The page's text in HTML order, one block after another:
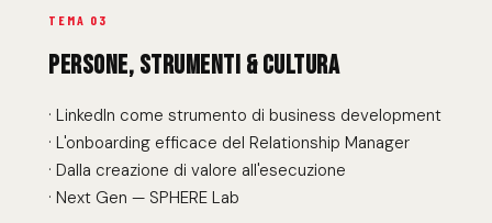
TEMA 03
PERSONE, STRUMENTI & CULTURA
· LinkedIn come strumento di business development
· L'onboarding efficace del Relationship Manager
· Dalla creazione di valore all'esecuzione
· Next Gen — SPHERE Lab